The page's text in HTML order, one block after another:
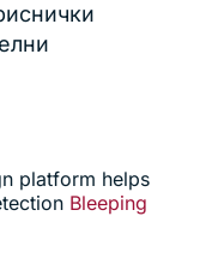
platform helps
Bleeping